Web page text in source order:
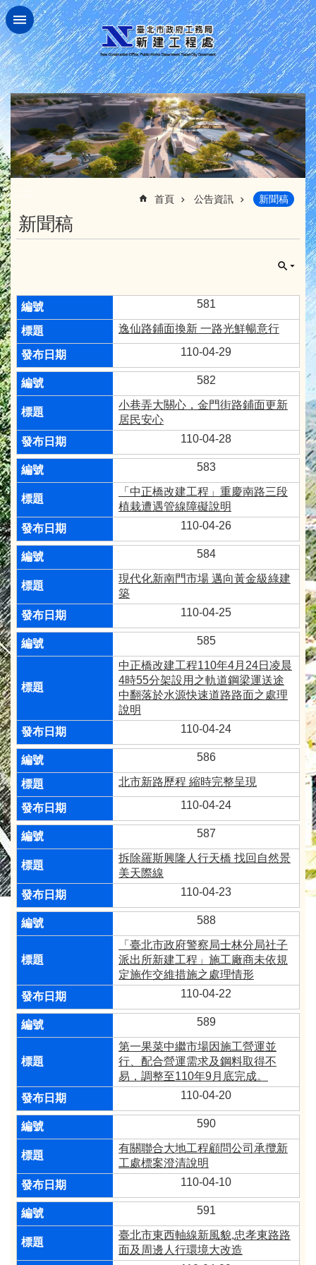
跳到主要內容區塊
首頁 公告資訊 新聞稿
新聞稿
581
逸仙路鋪面換新 一路光鮮暢意行
110-04-29
582
小巷弄大關心，金門街路鋪面更新
居民安心
110-04-28
583
「中正橋改建工程」重慶南路三段
植栽遭遇管線障礙說明
110-04-26
584
現代化新南門市場 邁向黃金級綠建
築
110-04-25
585
中正橋改建工程110年4月24日凌晨
4時55分架設用之軌道鋼梁運送途
中翻落於水源快速道路路面之處理
說明
110-04-24
586
北市新路歷程 縮時完整呈現
110-04-24
587
拆除羅斯興隆人行天橋 找回自然景
美天際線
110-04-23
588
「臺北市政府警察局士林分局社子
派出所新建工程」施工廠商未依規
定施作交維措施之處理情形
110-04-22
589
第一果菜中繼市場因施工營運並
行、配合營運需求及鋼料取得不
易，調整至110年9月底完成。
110-04-20
590
有關聯合大地工程顧問公司承攬新
工處標案澄清說明
110-04-10
591
臺北市東西軸線新風貌,忠孝東路路
面及周邊人行環境大改造